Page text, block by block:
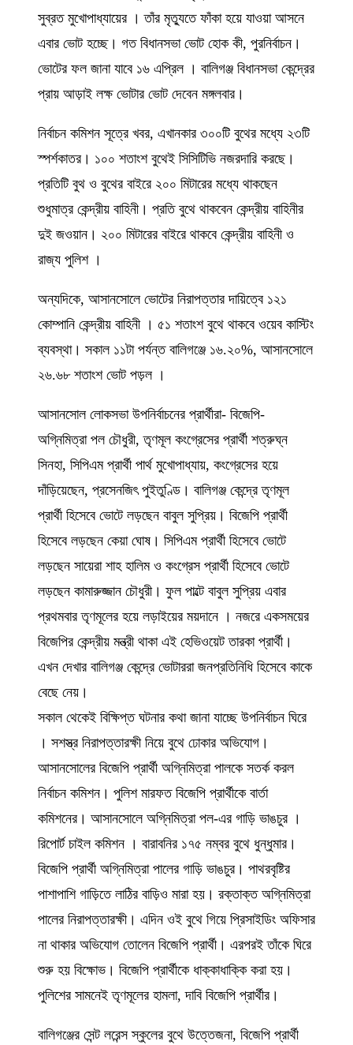
সুব্রত মুখোপাধ্যায়ের । তাঁর মৃত্যুতে ফাঁকা হয়ে যাওয়া আসনে
এবার ভোট হচ্ছে। গত বিধানসভা ভোট হোক কী, পুরনির্বাচন।
ভোটের ফল জানা যাবে ১৬ এপ্রিল । বালিগঞ্জ বিধানসভা কেন্দ্রের
প্রায় আড়াই লক্ষ ভোটার ভোট দেবেন মঙ্গলবার।
নির্বাচন কমিশন সূত্রে খবর, এখানকার ৩০০টি বুথের মধ্যে ২৩টি
স্পর্শকাতর। ১০০ শতাংশ বুথেই সিসিটিভি নজরদারি করছে।
প্রতিটি বুথ ও বুথের বাইরে ২০০ মিটারের মধ্যে থাকছেন
শুধুমাত্র কেন্দ্রীয় বাহিনী। প্রতি বুথে থাকবেন কেন্দ্রীয় বাহিনীর
দুই জওয়ান। ২০০ মিটারের বাইরে থাকবে কেন্দ্রীয় বাহিনী ও
রাজ্য পুলিশ ।
অন্যদিকে, আসানসোলে ভোটের নিরাপত্তার দায়িত্বে ১২১
কোম্পানি কেন্দ্রীয় বাহিনী । ৫১ শতাংশ বুথে থাকবে ওয়েব কাস্টিং
ব্যবস্থা। সকাল ১১টা পর্যন্ত বালিগঞ্জে ১৬.২০%, আসানসোলে
২৬.৬৮ শতাংশ ভোট পড়ল ।
আসানসোল লোকসভা উপনির্বাচনের প্রার্থীরা- বিজেপি-
অগ্নিমিত্রা পল চৌধুরী, তৃণমূল কংগ্রেসের প্রার্থী শত্রুঘ্ন
সিনহা, সিপিএম প্রার্থী পার্থ মুখোপাধ্যায়, কংগ্রেসের হয়ে
দাঁড়িয়েছেন, প্রসেনজিৎ পুইতুণ্ডি। বালিগঞ্জ কেন্দ্রে তৃণমূল
প্রার্থী হিসেবে ভোটে লড়ছেন বাবুল সুপ্রিয়। বিজেপি প্রার্থী
হিসেবে লড়ছেন কেয়া ঘোষ। সিপিএম প্রার্থী হিসেবে ভোটে
লড়ছেন সায়েরা শাহ হালিম ও কংগ্রেস প্রার্থী হিসেবে ভোটে
লড়ছেন কামারুজ্জান চৌধুরী। ফুল পাল্টে বাবুল সুপ্রিয় এবার
প্রথমবার তৃণমূলের হয়ে লড়াইয়ের ময়দানে । নজরে একসময়ের
বিজেপির কেন্দ্রীয় মন্ত্রী থাকা এই হেভিওয়েট তারকা প্রার্থী।
এখন দেখার বালিগঞ্জ কেন্দ্রে ভোটাররা জনপ্রতিনিধি হিসেবে কাকে
বেছে নেয়।
সকাল থেকেই বিক্ষিপ্ত ঘটনার কথা জানা যাচ্ছে উপনির্বাচন ঘিরে
। সশস্ত্র নিরাপত্তারক্ষী নিয়ে বুথে ঢোকার অভিযোগ।
আসানসোলের বিজেপি প্রার্থী অগ্নিমিত্রা পালকে সতর্ক করল
নির্বাচন কমিশন। পুলিশ মারফত বিজেপি প্রার্থীকে বার্তা
কমিশনের। আসানসোলে অগ্নিমিত্রা পল-এর গাড়ি ভাঙচুর ।
রিপোর্ট চাইল কমিশন । বারাবনির ১৭৫ নম্বর বুথে ধুন্ধুমার।
বিজেপি প্রার্থী অগ্নিমিত্রা পালের গাড়ি ভাঙচুর। পাথরবৃষ্টির
পাশাপাশি গাড়িতে লাঠির বাড়িও মারা হয়। রক্তাক্ত অগ্নিমিত্রা
পালের নিরাপত্তারক্ষী। এদিন ওই বুথে গিয়ে প্রিসাইডিং অফিসার
না থাকার অভিযোগ তোলেন বিজেপি প্রার্থী। এরপরই তাঁকে ঘিরে
শুরু হয় বিক্ষোভ। বিজেপি প্রার্থীকে ধাক্কাধাক্কি করা হয়।
পুলিশের সামনেই তৃণমূলের হামলা, দাবি বিজেপি প্রার্থীর।
বালিগঞ্জের সেন্ট লরেন্স স্কুলের বুথে উত্তেজনা, বিজেপি প্রার্থী